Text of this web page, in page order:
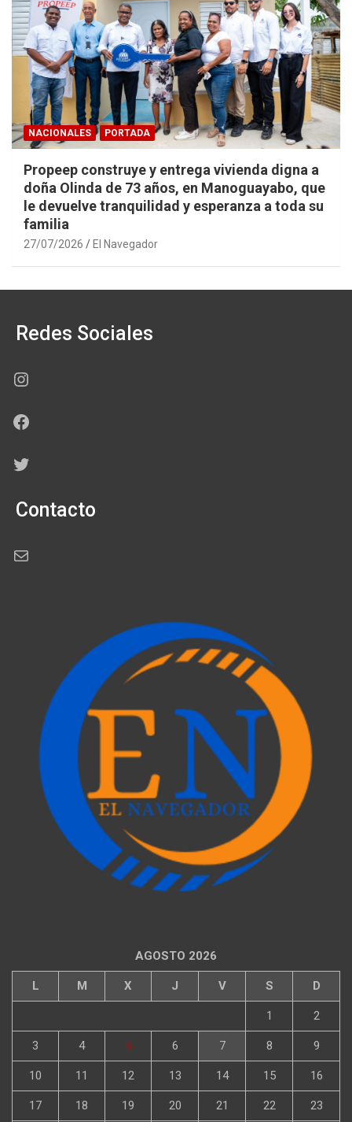
NACIONALES PORTADA
Propeep construye y entrega vivienda digna a
doña Olinda de 73 años, en Manoguayabo, que
le devuelve tranquilidad y esperanza a toda su
familia
27/07/2026 El Navegador
Redes Sociales
Instagram
Facebook
Twitter
Contacto
Correo electrónico
AGOSTO 2026
L M X J V S D
1 2
3 4 5 6 7 8 9
10 11 12 13 14 15 16
17 18 19 20 21 22 23